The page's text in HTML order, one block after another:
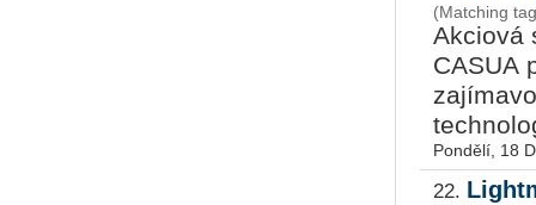
(Matching
Akciová
CASUA
Pondělí, 18
22.